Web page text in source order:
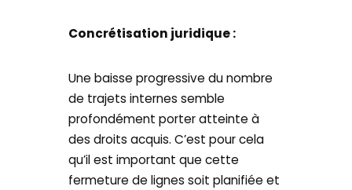
Concrétisation juridique :
Une baisse progressive du nombre
de trajets internes semble
profondément porter atteinte à
des droits acquis. C’est pour cela
qu’il est important que cette
fermeture de lignes soit planifiée et